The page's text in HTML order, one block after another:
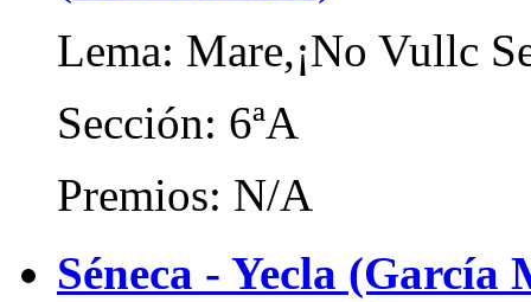
Lema: Mare,¡No Vullc
Sección: 6ªA
Premios: N/A
Séneca - Yecla